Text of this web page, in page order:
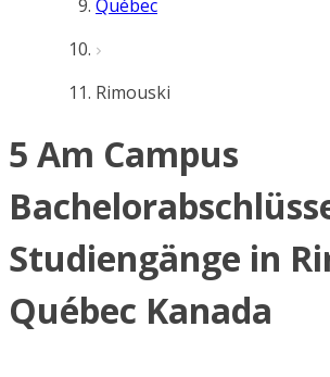
Québec
Rimouski
5 Am Campus
Studiengänge in
Québec Kanada